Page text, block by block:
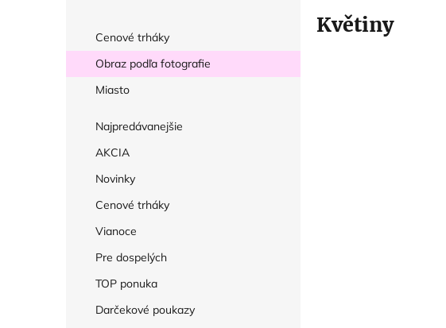
ý
p
Cenové trháky
Obraz podľa fotografie
Miasto
Najpredávanejšie
AKCIA
Novinky
Cenové trháky
Vianoce
Pre dospelých
TOP ponuka
Darčekové poukazy
Květiny